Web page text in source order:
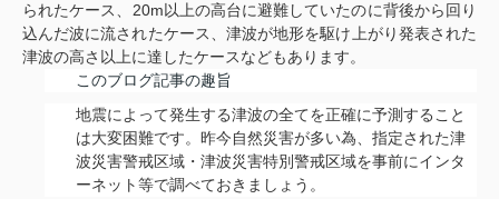
られたケース、20m以上の高台に避難していたのに背後から回り
込んだ波に流されたケース、津波が地形を駆け上がり発表された
津波の高さ以上に達したケースなどもあります。
このブログ記事の趣旨
地震によって発生する津波の全てを正確に予測すること
は大変困難です。昨今自然災害が多い為、指定された津
波災害警戒区域・津波災害特別警戒区域を事前にインタ
ーネット等で調べておきましょう。